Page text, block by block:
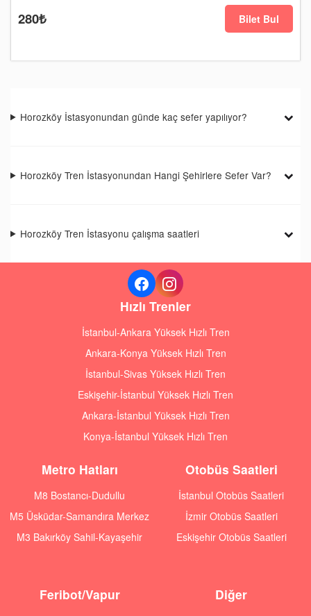
280₺ Bilet Bul
Horozköy İstasyonundan günde kaç sefer yapılıyor?
Horozköy Tren İstasyonundan Hangi Şehirlere Sefer Var?
Horozköy Tren İstasyonu çalışma saatleri
Hızlı Trenler
İstanbul-Ankara Yüksek Hızlı Tren
Ankara-Konya Yüksek Hızlı Tren
İstanbul-Sivas Yüksek Hızlı Tren
Eskişehir-İstanbul Yüksek Hızlı Tren
Ankara-İstanbul Yüksek Hızlı Tren
Konya-İstanbul Yüksek Hızlı Tren
Metro Hatları
M8 Bostancı-Dudullu
M5 Üsküdar-Samandıra Merkez
M3 Bakırköy Sahil-Kayaşehir
Otobüs Saatleri
İstanbul Otobüs Saatleri
İzmir Otobüs Saatleri
Eskişehir Otobüs Saatleri
Feribot/Vapur Diğer